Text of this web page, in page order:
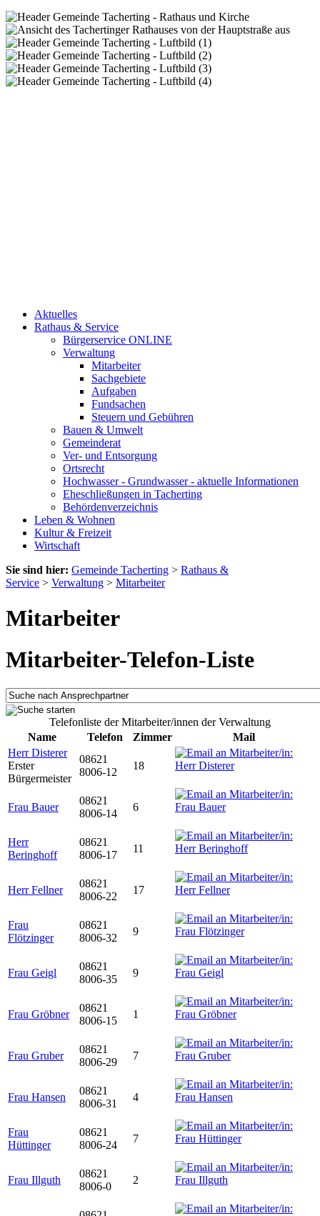
Aktuelles
Rathaus & Service
Bürgerservice ONLINE
Verwaltung
Mitarbeiter
Sachgebiete
Aufgaben
Fundsachen
Steuern und Gebühren
Bauen & Umwelt
Gemeinderat
Ver- und Entsorgung
Ortsrecht
Hochwasser - Grundwasser - aktuelle Informationen
Eheschließungen in Tacherting
Behördenverzeichnis
Leben & Wohnen
Kultur & Freizeit
Wirtschaft
Sie sind hier: Gemeinde Tacherting > Rathaus &
Service > Verwaltung > Mitarbeiter
Mitarbeiter
Mitarbeiter-Telefon-Liste
Telefonliste der Mitarbeiter/innen der Verwaltung
Name
Telefon Zimmer
Mail
Herr Disterer
Erster
Bürgermeister
08621
8006-12
18
Frau Bauer
08621
8006-14
6
Herr
Beringhoff
08621
8006-17
11
Herr Fellner
08621
8006-22
17
Frau
Flötzinger
08621
8006-32
9
Frau Geigl
08621
8006-35
9
Frau Gröbner
08621
8006-15
1
Frau Gruber
08621
8006-29
7
Frau Hansen
08621
8006-31
4
Frau
Hüttinger
08621
8006-24
7
Frau Illguth
08621
8006-0
2